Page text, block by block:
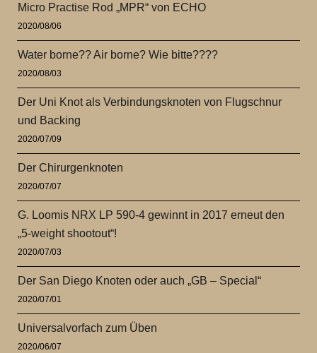
Micro Practise Rod „MPR“ von ECHO
2020/08/06
Water borne?? Air borne? Wie bitte????
2020/08/03
Der Uni Knot als Verbindungsknoten von Flugschnur
und Backing
2020/07/09
Der Chirurgenknoten
2020/07/07
G. Loomis NRX LP 590-4 gewinnt in 2017 erneut den
„5-weight shootout“!
2020/07/03
Der San Diego Knoten oder auch „GB – Special“
2020/07/01
Universalvorfach zum Üben
2020/06/07